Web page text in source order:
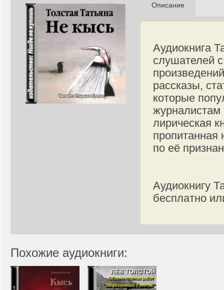
Описание
Аудиокнига
слушателей
рассказы,
которые
журналистам
лирическая
пропитанная
по её
Аудиокнигу
бесплатно
Похожие аудиокниги: